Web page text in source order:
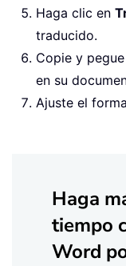
Haga clic en
traducido.
Copie y
en su
Ajuste el
Haga
tiempo
Word